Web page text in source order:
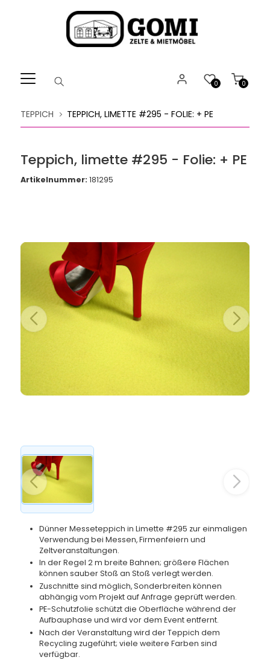
Barrierefreiheitsmenü
0
0
TEPPICH TEPPICH, LIMETTE #295 - FOLIE: + PE
Teppich, limette #295 - Folie: + PE
Artikelnummer: 181295
Dünner Messeteppich in Limette #295 zur einmaligen
Verwendung bei Messen, Firmenfeiern und
Zeltveranstaltungen.
In der Regel 2 m breite Bahnen; größere Flächen
können sauber Stoß an Stoß verlegt werden.
Zuschnitte sind möglich, Sonderbreiten können
abhängig vom Projekt auf Anfrage geprüft werden.
PE-Schutzfolie schützt die Oberfläche während der
Aufbauphase und wird vor dem Event entfernt.
Nach der Veranstaltung wird der Teppich dem
Recycling zugeführt; viele weitere Farben sind
verfügbar.